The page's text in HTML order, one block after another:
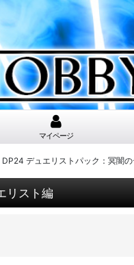
マイページ
DP24 デュエリストパック：冥闇
リスト編